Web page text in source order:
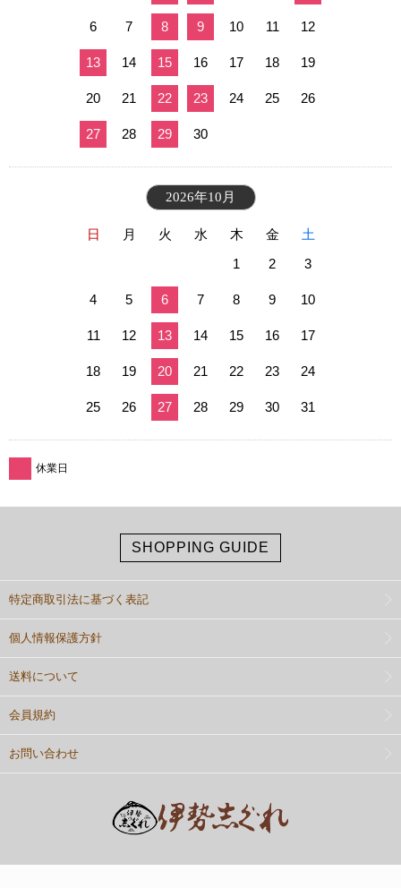
6 7 8 9 10 11 12
13 14 15 16 17 18 19
20 21 22 23 24 25 26
27 28 29 30
2026年10月
日 月 火 水 木 金
土
1
2 3
4 5 6 7 8 9 10
11 12 13 14 15 16 17
18 19 20 21 22 23 24
25 26 27 28 29 30 31
休業日
SHOPPING GUIDE
特定商取引法に基づく表記
個人情報保護方針
送料について
会員規約
お問い合わせ